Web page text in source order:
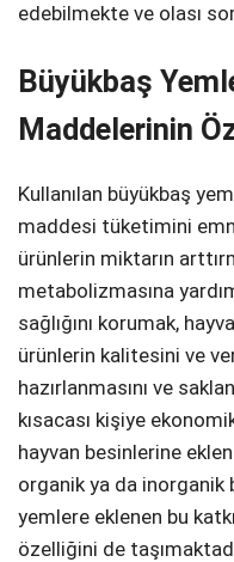
edebilmekte ve olası
Büyükbaş
Maddelerinin
Kullanılan büyükbaş
maddesi tüketimini
ürünlerin miktarın
metabolizmasına
sağlığını korumak,
ürünlerin kalitesini ve
hazırlanmasını ve
kısacası kişiye
hayvan besinlerine
organik ya da inorganik
yemlere eklenen bu
özelliğini de